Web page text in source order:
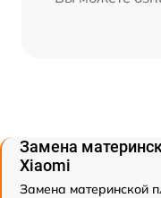
Замена
Xiaomi
Замена материнской